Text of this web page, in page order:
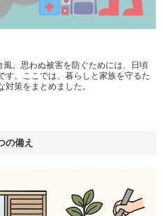
。思わぬ被害を防ぐためには、日頃
す。ここでは、暮らしと家族を守るた
策をまとめました。
の備え